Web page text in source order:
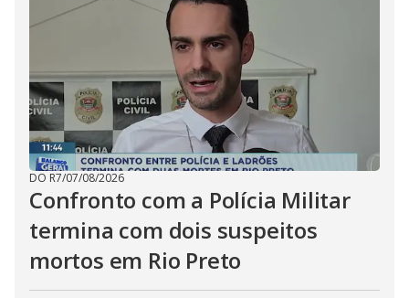
DO R7/07/08/2026
Confronto com a Polícia Militar
termina com dois suspeitos
mortos em Rio Preto